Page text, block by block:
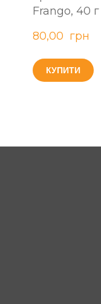
Frango, 40 г
80,00  грн
КУПИТИ